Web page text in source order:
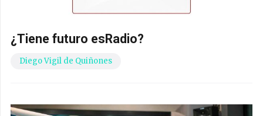
¿Tiene futuro esRadio?
Diego Vigil de Quiñones